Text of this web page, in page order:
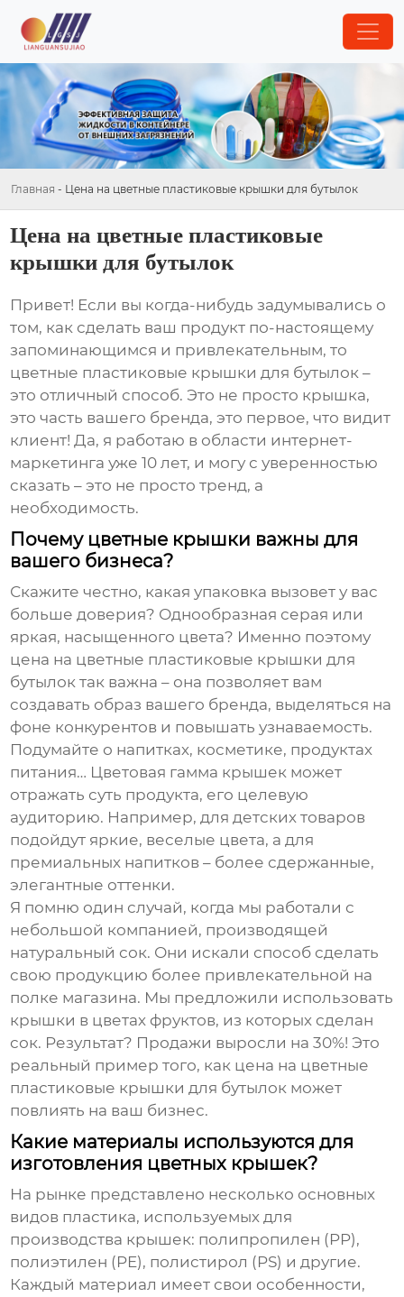
Главная - Цена на цветные пластиковые крышки для бутылок
Цена на цветные пластиковые
крышки для бутылок
Привет! Если вы когда-нибудь задумывались о
том, как сделать ваш продукт по-настоящему
запоминающимся и привлекательным, то
цветные пластиковые крышки для бутылок –
это отличный способ. Это не просто крышка,
это часть вашего бренда, это первое, что видит
клиент! Да, я работаю в области интернет-
маркетинга уже 10 лет, и могу с уверенностью
сказать – это не просто тренд, а
необходимость.
Почему цветные крышки важны для
вашего бизнеса?
Скажите честно, какая упаковка вызовет у вас
больше доверия? Однообразная серая или
яркая, насыщенного цвета? Именно поэтому
цена на цветные пластиковые крышки для
бутылок так важна – она позволяет вам
создавать образ вашего бренда, выделяться на
фоне конкурентов и повышать узнаваемость.
Подумайте о напитках, косметике, продуктах
питания… Цветовая гамма крышек может
отражать суть продукта, его целевую
аудиторию. Например, для детских товаров
подойдут яркие, веселые цвета, а для
премиальных напитков – более сдержанные,
элегантные оттенки.
Я помню один случай, когда мы работали с
небольшой компанией, производящей
натуральный сок. Они искали способ сделать
свою продукцию более привлекательной на
полке магазина. Мы предложили использовать
крышки в цветах фруктов, из которых сделан
сок. Результат? Продажи выросли на 30%! Это
реальный пример того, как цена на цветные
пластиковые крышки для бутылок может
повлиять на ваш бизнес.
Какие материалы используются для
изготовления цветных крышек?
На рынке представлено несколько основных
видов пластика, используемых для
производства крышек: полипропилен (PP),
полиэтилен (PE), полистирол (PS) и другие.
Каждый материал имеет свои особенности,